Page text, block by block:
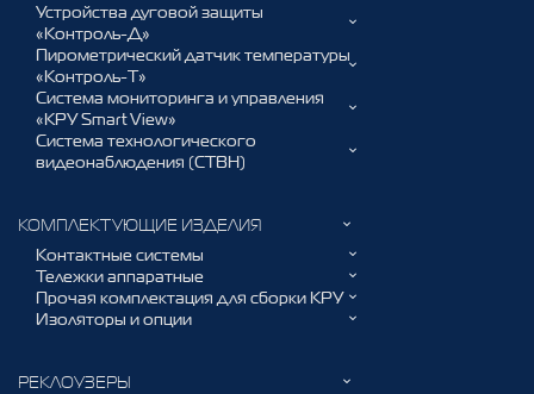
Устройства дуговой защиты
«Контроль-Д»
Пирометрический датчик температуры
«Контроль-Т»
Система мониторинга и управления
«КРУ Smart View»
Система технологического
видеонаблюдения (СТВН)
КОМПЛЕКТУЮЩИЕ ИЗДЕЛИЯ
Контактные системы
Тележки аппаратные
Прочая комплектация для сборки КРУ
Изоляторы и опции
РЕКЛОУЗЕРЫ